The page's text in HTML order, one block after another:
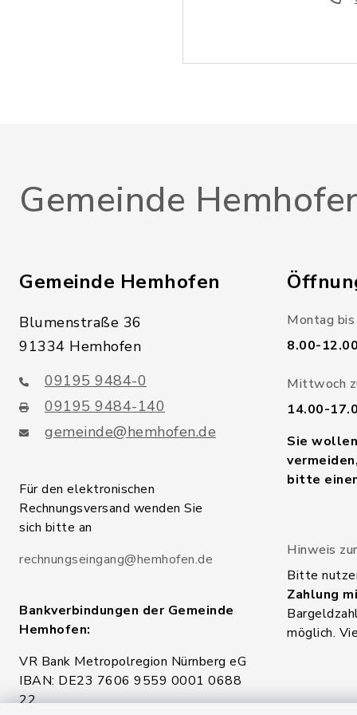
Gemeinde
Gemeinde Hemhofen
Blumenstraße 36
91334 Hemhofen
09195 9484-0
09195 9484-140
gemeinde@hemhofen.de
Für den elektronischen
Rechnungsversand wenden Sie
sich bitte an
rechnungseingang@hemhofen.de
Bankverbindungen der Gemeinde
Hemhofen:
VR Bank Metropolregion Nürnberg eG
IBAN: DE23 7606 9559 0001 0688
22
Montag
8.00-
Mittwoch
14.00-
Sie
bitte
Hinweis
Bitte
Zahlung
möglich.